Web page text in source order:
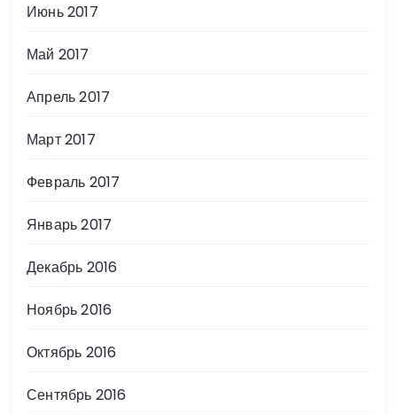
Июнь 2017
Май 2017
Апрель 2017
Март 2017
Февраль 2017
Январь 2017
Декабрь 2016
Ноябрь 2016
Октябрь 2016
Сентябрь 2016